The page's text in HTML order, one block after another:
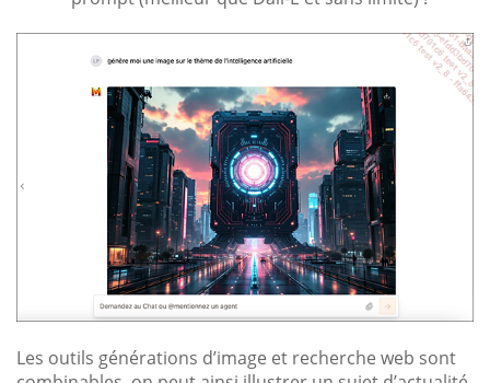
Les outils générations d’image et recherche web sont